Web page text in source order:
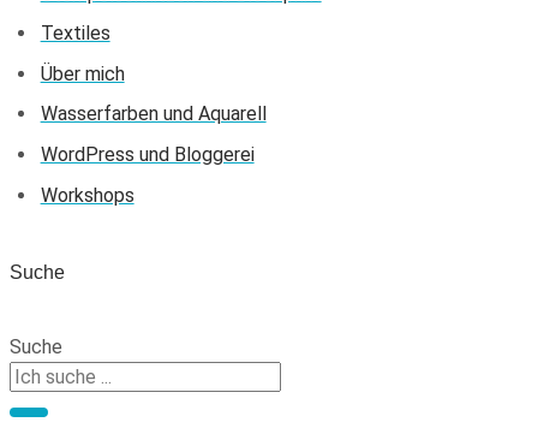
Textiles
Über mich
Wasserfarben und Aquarell
WordPress und Bloggerei
Workshops
Suche
Suche